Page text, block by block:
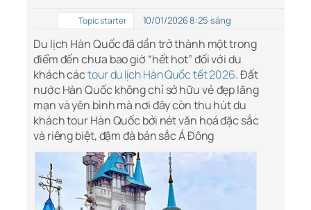
Topic starter 10/01/2026 8:25 sáng
Du lịch Hàn Quốc đã dần trở thành một trong
điểm đến chưa bao giờ “hết hot” đối với du
khách cáctour du lịch Hàn Quốc tết 2026. Đất
nước Hàn Quốc không chỉ sở hữu vẻ đẹp lãng
mạn và yên bình mà nơi đây còn thu hút du
khách tour Hàn Quốc bởi nét văn hoá đặc sắc
và riêng biệt, đậm đà bản sắc Á Đông